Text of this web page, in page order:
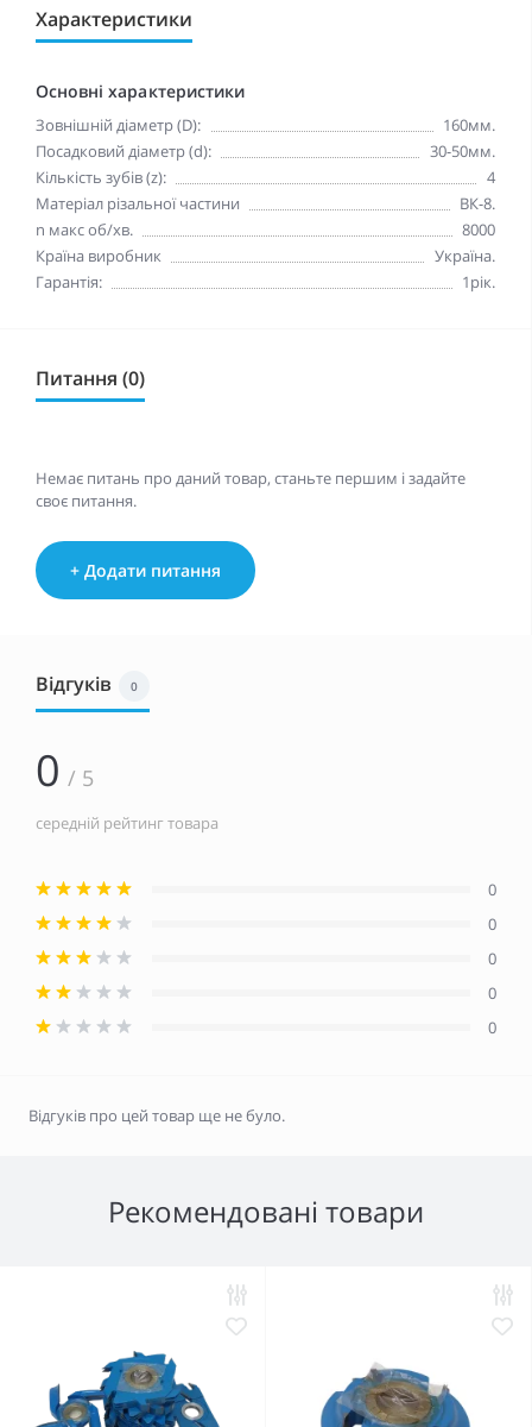
Характеристики
Основні характеристики
Зовнішній діаметр (D):
160мм.
Посадковий діаметр (d):
30-50мм.
Кількість зубів (z):
4
Матеріал різальної частини
ВК-8.
n макc oб/хв.
8000
Країна виробник
Україна.
Гарантія:
1рік.
Питання (0)
Немає питань про даний товар, станьте першим і задайте
своє питання.
+ Додати питання
Відгуків 0
0 / 5
середній рейтинг товара
0
0
0
0
0
Відгуків про цей товар ще не було.
Рекомендовані товари